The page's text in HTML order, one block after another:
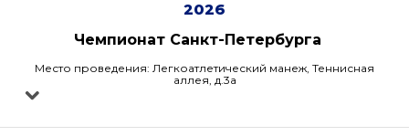
2026
Чемпионат Санкт-Петербурга
Место проведения: Легкоатлетический манеж, Теннисная
аллея, д.3а